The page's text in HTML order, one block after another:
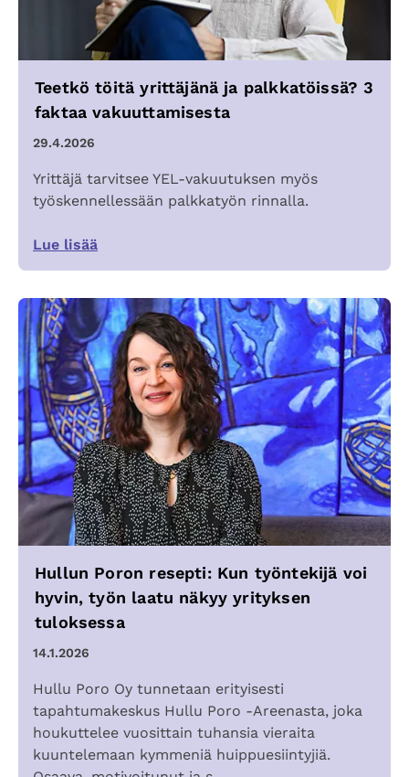
Teetkö töitä yrittäjänä ja palkkatöissä? 3
faktaa vakuuttamisesta
29.4.2026
Yrittäjä tarvitsee YEL-vakuutuksen myös
työskennellessään palkkatyön rinnalla.
Lue lisää
Hullun Poron resepti: Kun työntekijä voi
hyvin, työn laatu näkyy yrityksen
tuloksessa
14.1.2026
Hullu Poro Oy tunnetaan erityisesti
tapahtumakeskus Hullu Poro -Areenasta, joka
houkuttelee vuosittain tuhansia vieraita
kuuntelemaan kymmeniä huippuesiintyjiä.